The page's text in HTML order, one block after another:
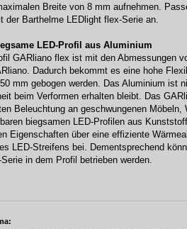
Breite von 8 mm aufnehmen.
der Barthelme LEDlight flex-Serie an.
LED-Profil aus Aluminium
GARliano flex ist mit den Abmessungen
Dadurch bekommt es eine hohe
mm gebogen werden. Das Aluminium ist
beim Verformen erhalten bleibt. Das
Beleuchtung an geschwungenen Möbeln,
biegsamen LED-Profilen aus
Eigenschaften über eine effiziente
LED-Streifens bei. Dementsprechend
in dem Profil betrieben werden.